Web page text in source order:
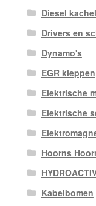
Diesel
Drivers en
Dynamo's
EGR kleppen
Elektrische
Elektrische
Hoorns
Kabelbomen